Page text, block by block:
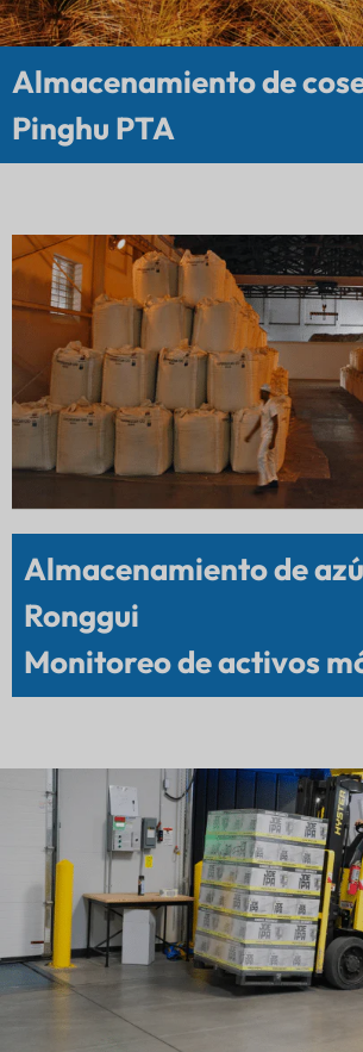
Almacenamiento de
Pinghu PTA
Almacenamiento de
Ronggui
Monitoreo de activos